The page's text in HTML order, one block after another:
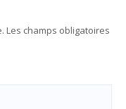
Les champs obligatoires